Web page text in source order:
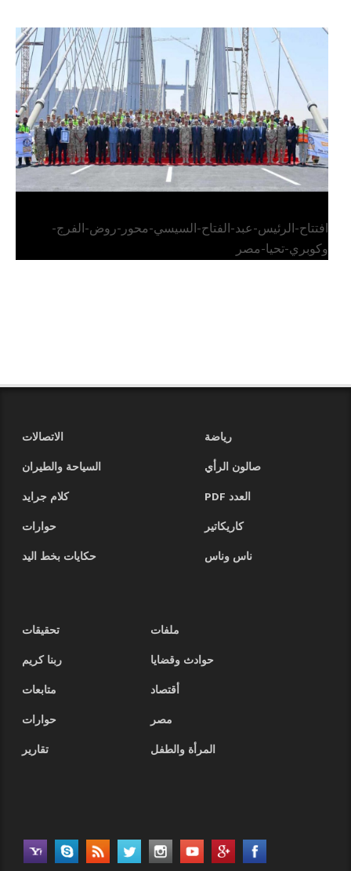
الرئيس عبد الفتاح السيسي يفتتح محور روض الفرج
وكوبري تحيا مصر
افتتاح-الرئيس-عبد-الفتاح-السيسي-محور-روض-الفرج-
وكوبري-تحيا-مصر
رياضة
الاتصالات
صالون الرأي
السياحة والطيران
العدد PDF
كلام جرايد
كاريكاتير
حوارات
ناس وناس
حكايات بخط اليد
ملفات
تحقيقات
حوادث وقضايا
ربنا كريم
أقتصاد
متابعات
مصر
حوارات
المرأة والطفل
تقارير